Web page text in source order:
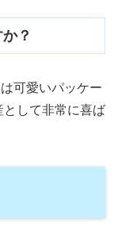
？
可愛いパッケー
として非常に喜ば